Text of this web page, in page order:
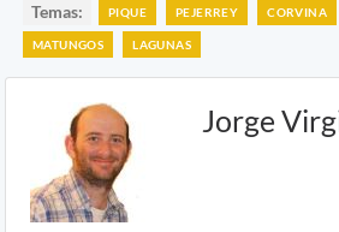
Temas: PIQUE PEJERREY CORVINA
MATUNGOS LAGUNAS
Jorge